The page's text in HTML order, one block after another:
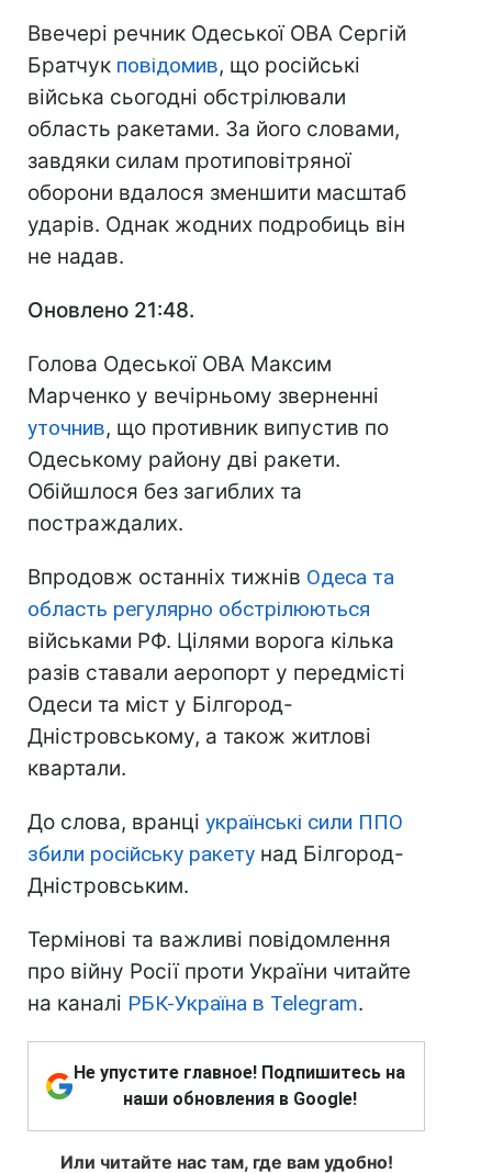
Ввечері речник Одеської ОВА Сергій
Братчук повідомив, що російські
війська сьогодні обстрілювали
область ракетами. За його словами,
завдяки силам протиповітряної
оборони вдалося зменшити масштаб
ударів. Однак жодних подробиць він
не надав.
Оновлено 21:48.
Голова Одеської ОВА Максим
Марченко у вечірньому зверненні
уточнив, що противник випустив по
Одеському району дві ракети.
Обійшлося без загиблих та
постраждалих.
Впродовж останніх тижнів Одеса та
область регулярно обстрілюються
військами РФ. Цілями ворога кілька
разів ставали аеропорт у передмісті
Одеси та міст у Білгород-
Дністровському, а також житлові
квартали.
До слова, вранці українські сили ППО
збили російську ракету над Білгород-
Дністровським.
Термінові та важливі повідомлення
про війну Росії проти України читайте
на каналі РБК-Україна в Telegram.
Не упустите главное! Подпишитесь на
наши обновления в Google!
Или читайте нас там, где вам удобно!